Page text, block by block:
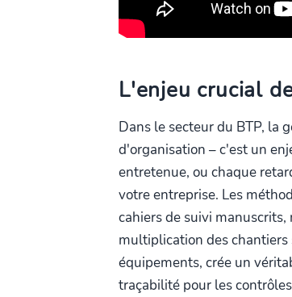
L'enjeu crucial
Dans le secteur du BTP, la
d'organisation – c'est un
entretenue, ou chaque
votre entreprise. Les
cahiers de suivi
multiplication des
équipements, crée un
traçabilité pour les